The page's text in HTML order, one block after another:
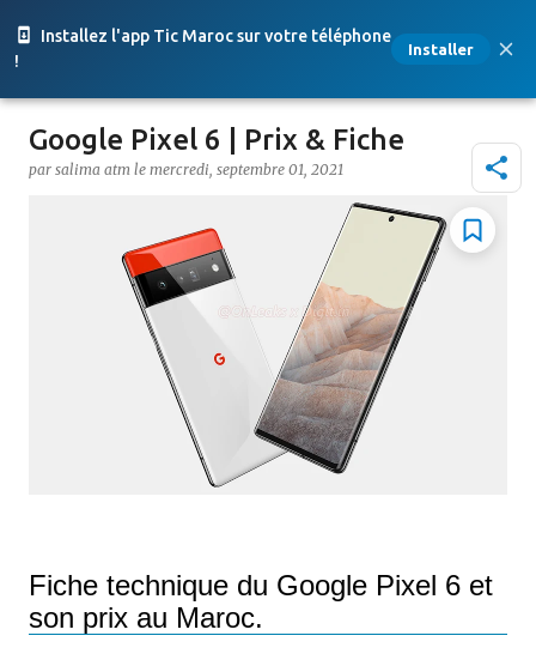
Installez l'app Tic Maroc sur votre téléphone
!
Installer
Accéder au contenu principal
Google Pixel 6 | Prix & Fiche
par salima atm le mercredi, septembre 01, 2021
Fiche technique du Google Pixel 6 et
son prix au Maroc.